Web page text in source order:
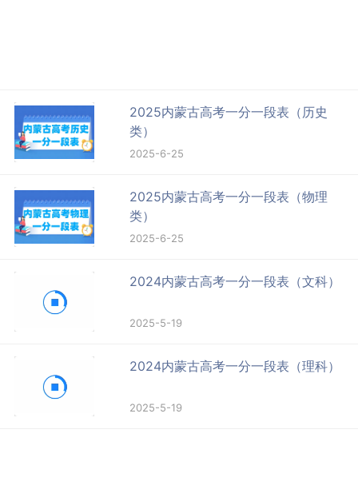
2025内蒙古高考一分一段表（历史
类）
2025-6-25
2025内蒙古高考一分一段表（物理
类）
2025-6-25
2024内蒙古高考一分一段表（文科）
2025-5-19
2024内蒙古高考一分一段表（理科）
2025-5-19